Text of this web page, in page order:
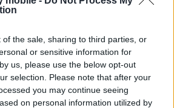
of the sale, sharing to third parties, or
or sensitive information for
us, please use the below opt-out
selection. Please note that after your
you may continue seeing
on personal information utilized by